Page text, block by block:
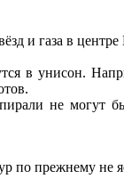
и газа в
в унисон.
не
по­ прежнему не